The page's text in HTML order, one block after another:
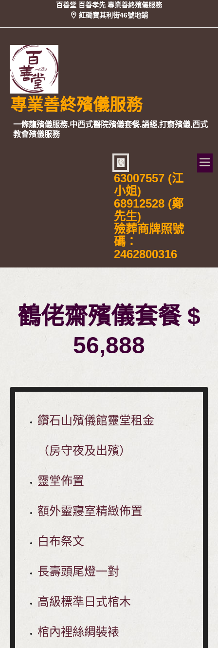
百善堂 百善孝先 專業善終殯儀服務
紅磡寶其利街46號地鋪
專業善終殯儀服務
一條龍殯儀服務,中西式醫院殯儀套餐,誦經,打齋殯儀,西式
教會殯儀服務
63007557 (江
小姐)
68912528 (鄭
先生)
殮葬商牌照號
碼：
2462800316
鶴佬齋殯儀套餐 $
56,888
鑽石山殯儀館靈堂租金
（房守夜及出殯）
靈堂佈置
額外靈寢室精緻佈置
白布祭文
長壽頭尾燈一對
高級標準日式棺木
棺內裡絲綢裝裱